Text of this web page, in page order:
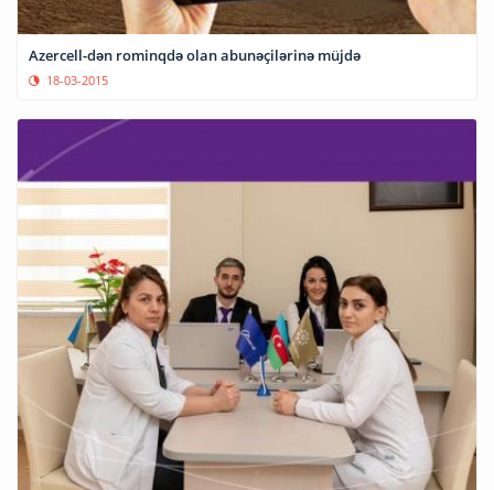
Azercell-dən rominqdə olan abunəçilərinə müjdə
18-03-2015